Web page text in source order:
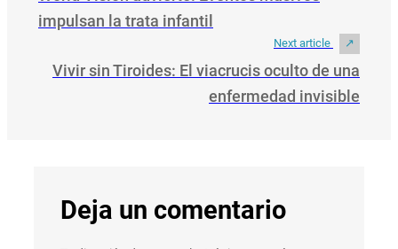
impulsan la trata infantil
Next article
Vivir sin Tiroides: El viacrucis oculto de una
enfermedad invisible
Deja un comentario